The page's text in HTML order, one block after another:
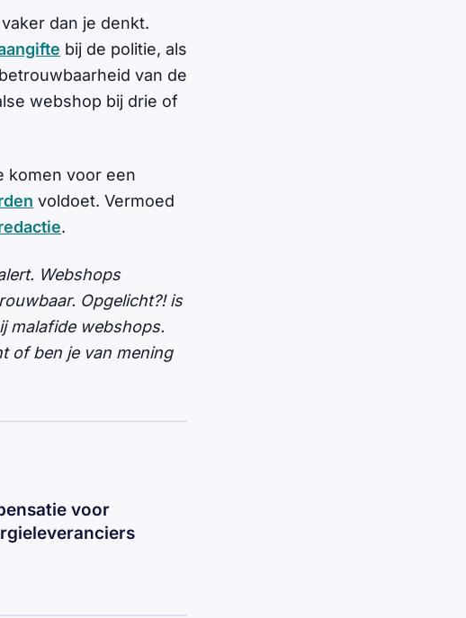
dan je denkt.
bij de politie, als
van de
webshop bij drie of
komen voor een
voldoet. Vermoed
.
Webshops
Opgelicht?! is
malafide webshops.
of ben je van mening
voor